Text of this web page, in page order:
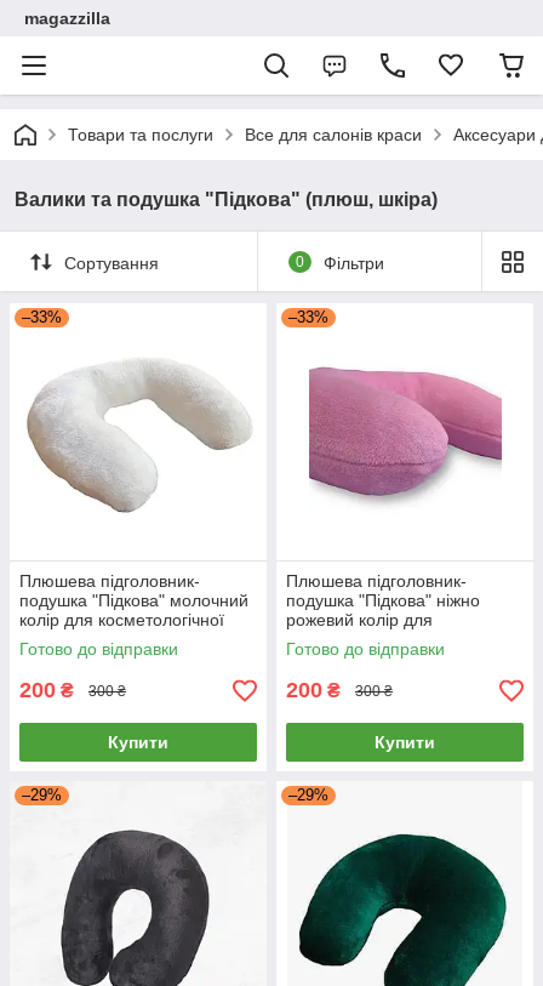
magazzilla
Товари та послуги Все для салонів краси Аксесуари
Валики та подушка "Підкова" (плюш, шкіра)
Сортування 0 Фільтри
–33%
Плюшева підголовник-
подушка "Підкова" молочний
колір для косметологічної
кушетки та масажного столу
Готово до відправки
200 ₴ 300 ₴
Купити
–33%
Плюшева підголовник-
подушка "Підкова" ніжно
рожевий колір для
косметологічної кушетки та
масажного столу
Готово до відправки
200 ₴ 300 ₴
Купити
–29% –29%